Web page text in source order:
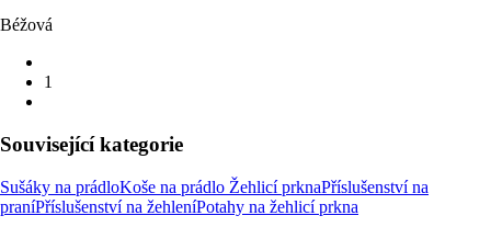
Béžová
1
Související kategorie
Sušáky na prádloKoše na prádlo Žehlicí prknaPříslušenství na
praníPříslušenství na žehleníPotahy na žehlicí prkna